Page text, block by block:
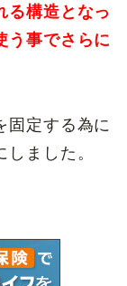
る構造となっ
う事でさらに
固定する為に
ました。